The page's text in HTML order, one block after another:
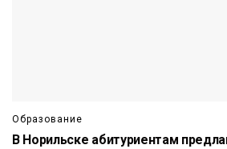
Образование
В Норильске абитуриентам